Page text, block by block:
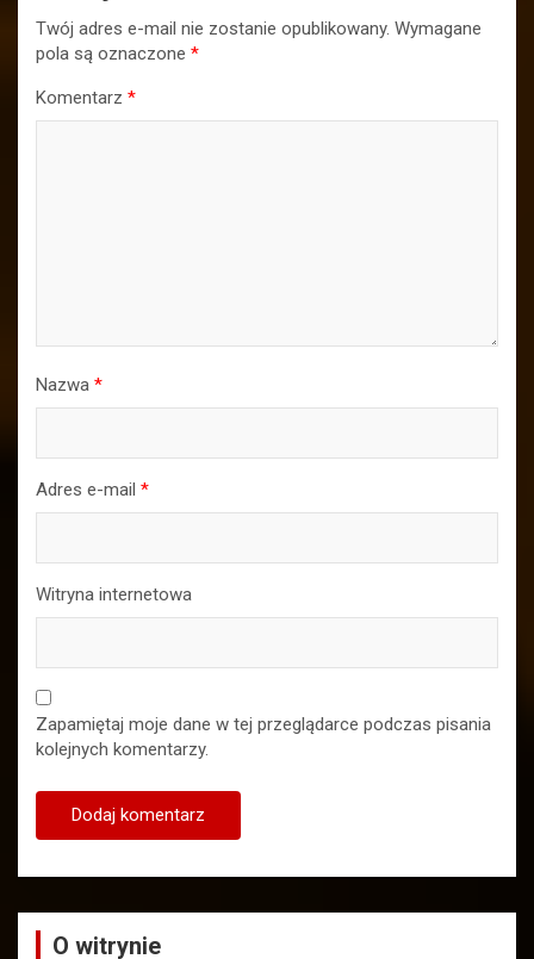
Twój adres e-mail nie zostanie opublikowany. Wymagane
pola są oznaczone *
Komentarz *
Nazwa *
Adres e-mail *
Witryna internetowa
Zapamiętaj moje dane w tej przeglądarce podczas pisania
kolejnych komentarzy.
O witrynie